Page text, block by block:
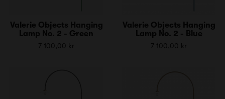
Valerie Objects Hanging
Lamp No. 2 - Green
7 100,00 kr
Valerie Objects Hanging
Lamp No. 2 - Blue
7 100,00 kr